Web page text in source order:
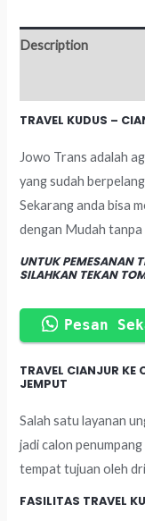
Description
TRAVEL KUDUS –
Jowo Trans adalah
yang sudah
Sekarang anda bisa
dengan Mudah
UNTUK PEMESANAN
SILAHKAN TEKAN
Pesan
TRAVEL CIANJUR KE
JEMPUT
Salah satu layanan
jadi calon
tempat tujuan oleh
FASILITAS TRAVEL